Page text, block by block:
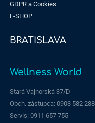
GDPR a Cookies
E-SHOP
BRATISLAVA
Wellness World
Stará Vajnorská 37/D
Obch. zástupca: 0903 582 288
Servis: 0911 657 755